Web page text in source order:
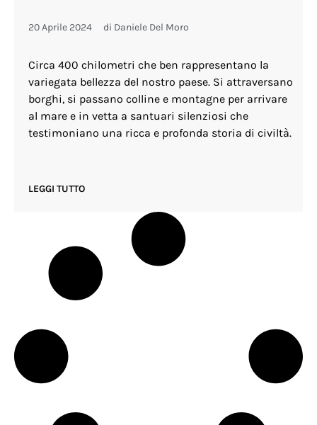
20 Aprile 2024 di Daniele Del Moro
Circa 400 chilometri che ben rappresentano la
variegata bellezza del nostro paese. Si attraversano
borghi, si passano colline e montagne per arrivare
al mare e in vetta a santuari silenziosi che
testimoniano una ricca e profonda storia di civiltà.
LEGGI TUTTO